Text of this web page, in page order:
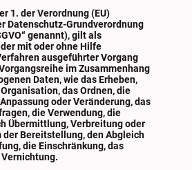
1. der Verordnung (EU)
Datenschutz-Grundverordnung
genannt), gilt als
mit oder ohne Hilfe
ausgeführter Vorgang
im Zusammenhang
Daten, wie das Erheben,
das Ordnen, die
oder Veränderung, das
die Verwendung, die
Übermittlung, Verbreitung oder
der Bereitstellung, den Abgleich
die Einschränkung, das